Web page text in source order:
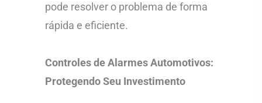
pode resolver o problema de forma
rápida e eficiente.
Controles de Alarmes Automotivos:
Protegendo Seu Investimento